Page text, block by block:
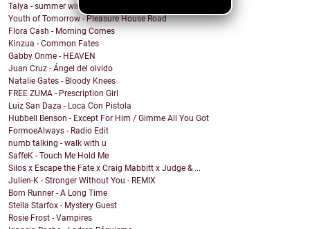
Talya - summer wind
Youth of Tomorrow - Pleasure House Road
Flora Cash - Morning Comes
Kinzua - Common Fates
Gabby Onme - HEAVEN
Juan Cruz - Ángel del olvido
Natalie Gates - Bloody Knees
FREE ZUMA - Prescription Girl
Luiz San Daza - Loca Con Pistola
Hubbell Benson - Except For Him / Gimme All You Got
FormoeAlways - Radio Edit
numb talking - walk with u
SaffeK - Touch Me Hold Me
Silos x Escape the Fate x Craig Mabbitt x Judge & ...
Julien-K - Stronger Without You - REMIX
Born Runner - A Long Time
Stella Starfox - Mystery Guest
Rosie Frost - Vampires